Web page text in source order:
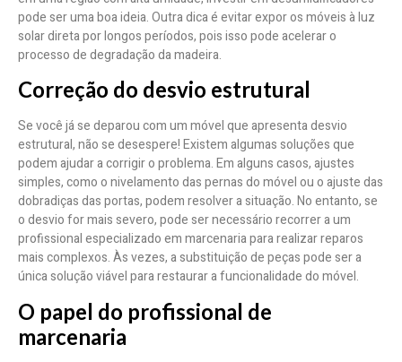
pode ser uma boa ideia. Outra dica é evitar expor os móveis à luz
solar direta por longos períodos, pois isso pode acelerar o
processo de degradação da madeira.
Correção do desvio estrutural
Se você já se deparou com um móvel que apresenta desvio
estrutural, não se desespere! Existem algumas soluções que
podem ajudar a corrigir o problema. Em alguns casos, ajustes
simples, como o nivelamento das pernas do móvel ou o ajuste das
dobradiças das portas, podem resolver a situação. No entanto, se
o desvio for mais severo, pode ser necessário recorrer a um
profissional especializado em marcenaria para realizar reparos
mais complexos. Às vezes, a substituição de peças pode ser a
única solução viável para restaurar a funcionalidade do móvel.
O papel do profissional de
marcenaria